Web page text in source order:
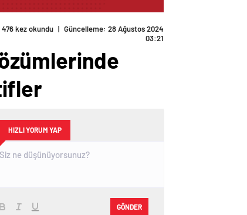
476 kez okundu | Güncelleme: 28 Ağustos 2024
03:21
HIZLI YORUM YAP
GÖNDER